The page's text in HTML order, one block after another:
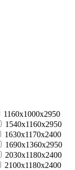
1160х1000х2950
1540х1160х2950
1630х1170х2400
1690х1360х2950
2030х1180х2400
2100х1180х2400